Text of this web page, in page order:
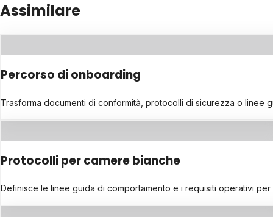
Assimilare
Percorso di onboarding
Trasforma documenti di conformità, protocolli di sicurezza o linee
Protocolli per camere bianche
Definisce le linee guida di comportamento e i requisiti operativi